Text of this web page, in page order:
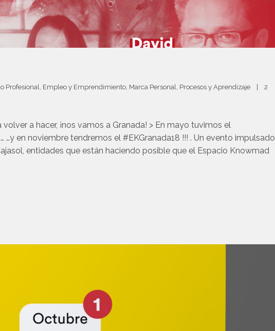
Profesional Empleo y Emprendimiento Marca Personal Procesos y Aprendizaje |
2
a hacer, ¡nos vamos a Granada! > En mayo tuvimos el
…y en noviembre tendremos el #EKGranada18 !!! . Un evento impulsado
entidades que están haciendo posible que el Espacio Knowmad